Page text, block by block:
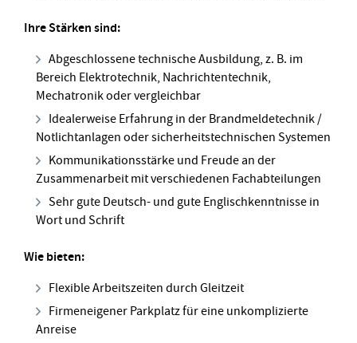
Ihre Stärken sind:
Abgeschlossene technische Ausbildung, z. B. im
Bereich Elektrotechnik, Nachrichtentechnik,
Mechatronik oder vergleichbar
Idealerweise Erfahrung in der Brandmeldetechnik /
Notlichtanlagen oder sicherheitstechnischen Systemen
Kommunikationsstärke und Freude an der
Zusammenarbeit mit verschiedenen Fachabteilungen
Sehr gute Deutsch- und gute Englischkenntnisse in
Wort und Schrift
Wie bieten:
Flexible Arbeitszeiten durch Gleitzeit
Firmeneigener Parkplatz für eine unkomplizierte
Anreise